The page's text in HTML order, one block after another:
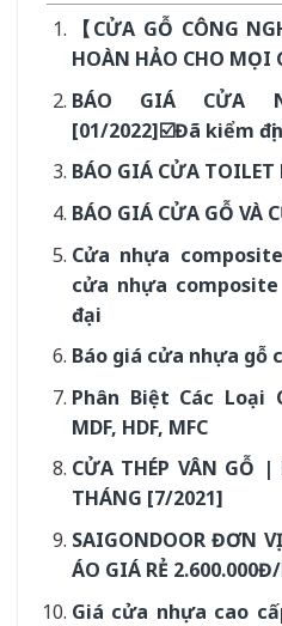
【CỬA GỖ CÔNG
HOÀN HẢO CHO
BÁO GIÁ CỬA
[01/2022]☑️Đã kiểm
BÁO GIÁ CỬA
BÁO GIÁ CỬA GỖ VÀ
Cửa nhựa
cửa nhựa
đại
Báo giá cửa nhựa gỗ
Phân Biệt Các Loại
MDF, HDF, MFC
CỬA THÉP VÂN GỖ
THÁNG [7/2021]
SAIGONDOOR ĐƠN
ÁO GIÁ RẺ
Giá cửa nhựa cao